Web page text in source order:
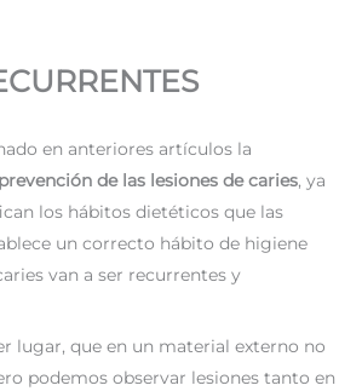
en anteriores artículos la
prevención de las lesiones de caries, ya
los hábitos dietéticos que las
un correcto hábito de higiene
van a ser recurrentes y
lugar, que en un material externo no
podemos observar lesiones tanto en